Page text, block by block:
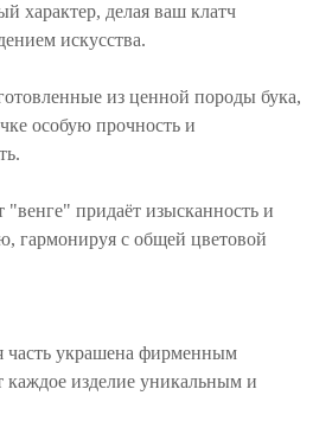
характер, делая ваш клатч
искусства.
из ценной породы бука,
особую прочность и
"венге" придаёт изысканность и
гармонируя с общей цветовой
часть украшена фирменным
каждое изделие уникальным и